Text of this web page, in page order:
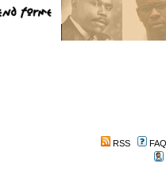
RSS FAQ